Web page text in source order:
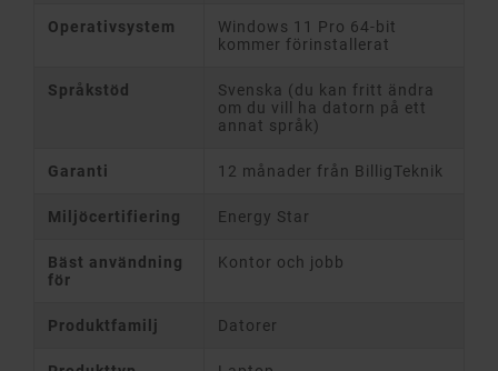
Operativsystem
Windows 11 Pro 64-bit
kommer förinstallerat
Språkstöd
Svenska (du kan fritt ändra
om du vill ha datorn på ett
annat språk)
Garanti 12 månader från BilligTeknik
Miljöcertifiering Energy Star
Bäst användning
för
Kontor och jobb
Produktfamilj Datorer